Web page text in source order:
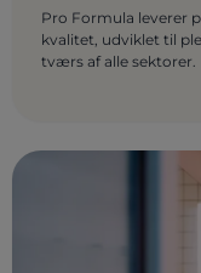
Pro Formula leverer
kvalitet, udviklet til
tværs af alle sektorer.